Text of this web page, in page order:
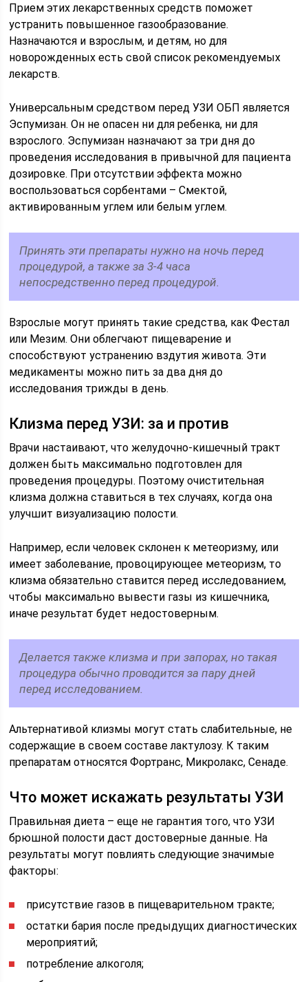
Прием этих лекарственных средств поможет
устранить повышенное газообразование.
Назначаются и взрослым, и детям, но для
новорожденных есть свой список рекомендуемых
лекарств.
Универсальным средством перед УЗИ ОБП является
Эспумизан. Он не опасен ни для ребенка, ни для
взрослого. Эспумизан назначают за три дня до
проведения исследования в привычной для пациента
дозировке. При отсутствии эффекта можно
воспользоваться сорбентами – Смектой,
активированным углем или белым углем.
Принять эти препараты нужно на ночь перед
процедурой, а также за 3-4 часа
непосредственно перед процедурой.
Взрослые могут принять такие средства, как Фестал
или Мезим. Они облегчают пищеварение и
способствуют устранению вздутия живота. Эти
медикаменты можно пить за два дня до
исследования трижды в день.
Клизма перед УЗИ: за и против
Врачи настаивают, что желудочно-кишечный тракт
должен быть максимально подготовлен для
проведения процедуры. Поэтому очистительная
клизма должна ставиться в тех случаях, когда она
улучшит визуализацию полости.
Например, если человек склонен к метеоризму, или
имеет заболевание, провоцирующее метеоризм, то
клизма обязательно ставится перед исследованием,
чтобы максимально вывести газы из кишечника,
иначе результат будет недостоверным.
Делается также клизма и при запорах, но такая
процедура обычно проводится за пару дней
перед исследованием.
Альтернативой клизмы могут стать слабительные, не
содержащие в своем составе лактулозу. К таким
препаратам относятся Фортранс, Микролакс, Сенаде.
Что может искажать результаты УЗИ
Правильная диета – еще не гарантия того, что УЗИ
брюшной полости даст достоверные данные. На
результаты могут повлиять следующие значимые
факторы:
присутствие газов в пищеварительном тракте;
остатки бария после предыдущих диагностических
мероприятий;
потребление алкоголя;